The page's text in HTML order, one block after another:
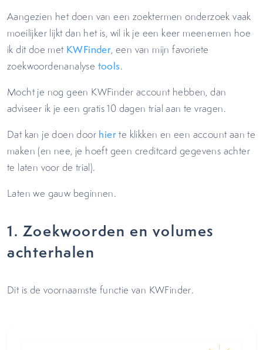
Aangezien het doen van een zoektermen onderzoek vaak
moeilijker lijkt dan het is, wil ik je een keer meenemen hoe
ik dit doe met KWFinder, een van mijn favoriete
zoekwoordenanalyse tools.
Mocht je nog geen KWFinder account hebben, dan
adviseer ik je een gratis 10 dagen trial aan te vragen.
Dat kan je doen door hierte klikken en een account aan te
maken (en nee, je hoeft geen creditcard gegevens achter
te laten voor de trial).
Laten we gauw beginnen.
1. Zoekwoorden en volumes
achterhalen
Dit is de voornaamste functie van KWFinder.